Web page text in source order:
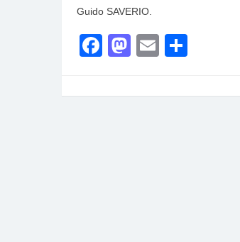
Guido SAVERIO.
Facebook
Mastodon
Email